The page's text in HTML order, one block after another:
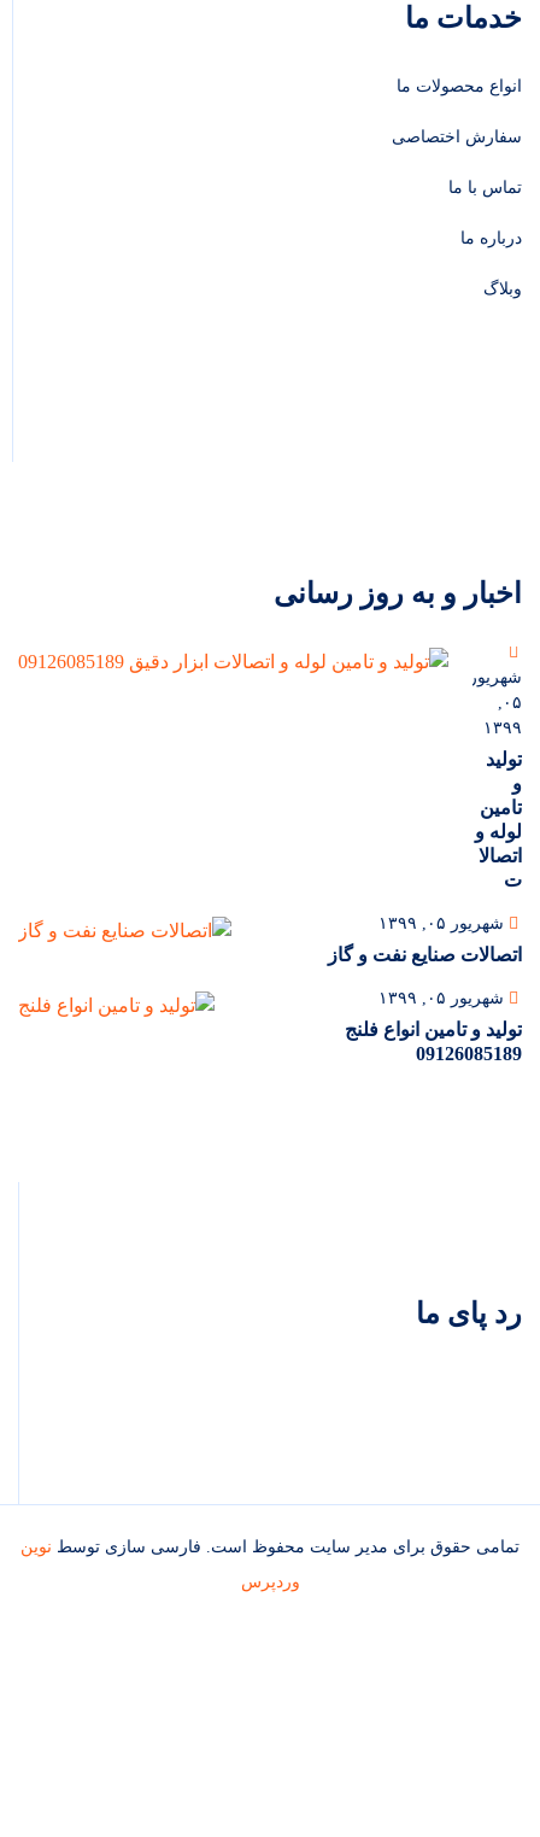
خدمات ما
انواع محصولات ما
سفارش اختصاصی
تماس با ما
درباره ما
وبلاگ
اخبار و به روز رسانی
شهریور
۰۵,
۱۳۹۹
تولید
تامین
لوله و
اتصالا
ت
شهریور ۰۵, ۱۳۹۹
اتصالات صنایع نفت و گاز
شهریور ۰۵, ۱۳۹۹
تولید و تامین انواع فلنج
09126085189
رد پای ما
تمامی حقوق برای مدیر سایت محفوظ است. فارسی سازی توسطنوین
وردپرس